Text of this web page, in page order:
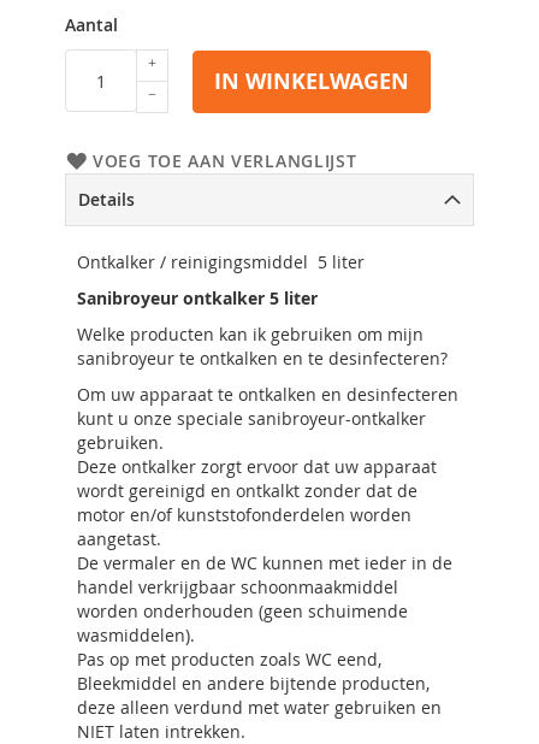
Aantal
IN WINKELWAGEN
VOEG TOE AAN VERLANGLIJST
Details
Ontkalker / reinigingsmiddel 5 liter
Sanibroyeur ontkalker 5 liter
Welke producten kan ik gebruiken om mijn
sanibroyeur te ontkalken en te desinfecteren?
Om uw apparaat te ontkalken en desinfecteren
kunt u onze speciale sanibroyeur-ontkalker
gebruiken.
Deze ontkalker zorgt ervoor dat uw apparaat
wordt gereinigd en ontkalkt zonder dat de
motor en/of kunststofonderdelen worden
aangetast.
De vermaler en de WC kunnen met ieder in de
handel verkrijgbaar schoonmaakmiddel
worden onderhouden (geen schuimende
wasmiddelen).
Pas op met producten zoals WC eend,
Bleekmiddel en andere bijtende producten,
deze alleen verdund met water gebruiken en
NIET laten intrekken.